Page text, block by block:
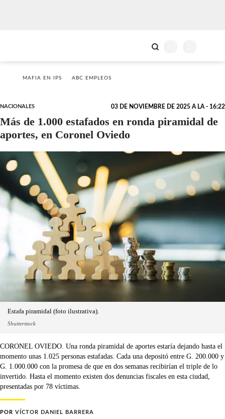
MAFIA EN IPS ABC EMPLEOS
NACIONALES 03 DE NOVIEMBRE DE 2025 A LA - 16:22
Más de 1.000 estafados en ronda piramidal de
aportes, en Coronel Oviedo
Estafa piramidal (foto ilustrativa).
Shutterstock
CORONEL OVIEDO. Una ronda piramidal de aportes estaría dejando hasta el
momento unas 1.025 personas estafadas. Cada una depositó entre G. 200.000 y
G. 1.000.000 con la promesa de que en dos semanas recibirían el triple de lo
invertido. Hasta el momento existen dos denuncias fiscales en esta ciudad,
presentadas por 78 víctimas.
POR VÍCTOR DANIEL BARRERA